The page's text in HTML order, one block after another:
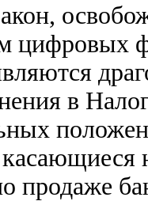
цифровых
в
продаже